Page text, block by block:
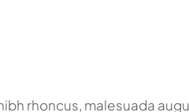
rhoncus, malesuada